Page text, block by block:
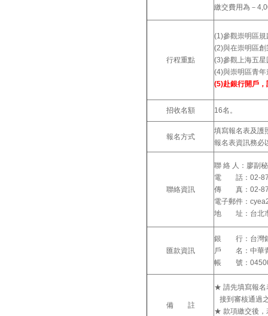
繳交費用為－
行程重點
(1)參觀崇明區
(2)與在崇明區
(3)參觀上海五
(4)與崇明區青
(5)赴銀行開戶
招收名額 16名。
報名方式
填寫報名表及護
報名表資訊務必
聯絡資訊
聯 絡 人：廖副
電 話：02-
傳 真：02-
電子郵件：
地 址：台北市
匯款資訊
銀 行：台灣
戶 名：中華
帳 號：
備 註
★ 請先填寫報名
接到審核通過
★ 款項繳交後，